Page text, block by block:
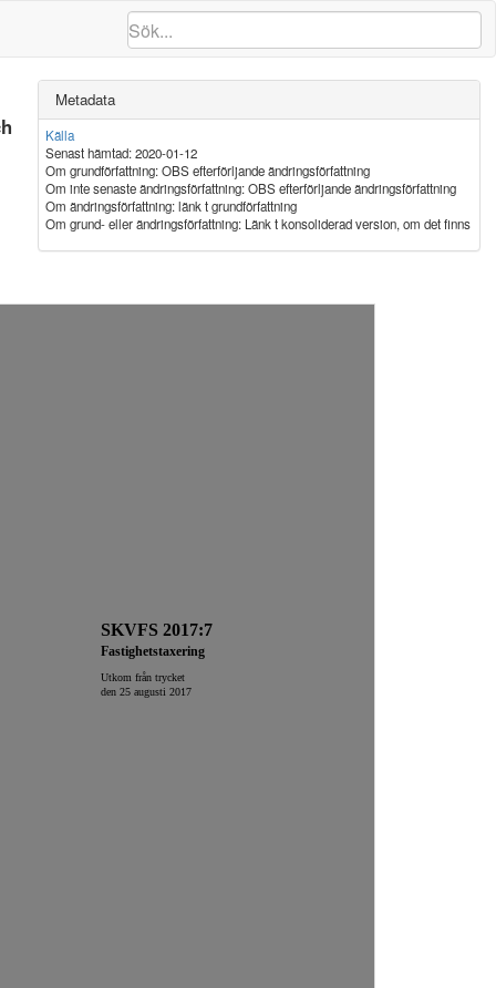
Metadata
Källa
Senast hämtad: 2020-01-12
Om grundförfattning: OBS efterförljande ändringsförfattning
Om inte senaste ändringsförfattning: OBS efterförljande ändringsförfattning
Om ändringsförfattning: länk t grundförfattning
Om grund- eller ändringsförfattning: Länk t konsoliderad version, om det finns
SKVFS 2017:7
Fastighetstaxering
Utkom från trycket
den 25 augusti 2017